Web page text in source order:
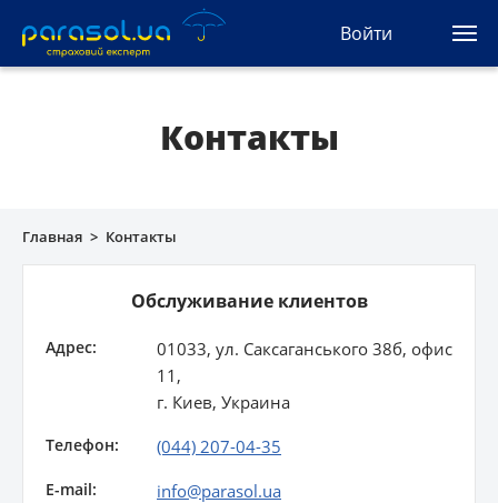
Войти
(093) 170-33-90
Ua En
Зеленая карта
Туристическая
Автозащита
Автоюрист
Контакты
Главная > Контакты
Обслуживание клиентов
Адрес:
01033, ул. Саксаганського 38б, офис
11,
г. Киев, Украина
Телефон: (044) 207-04-35
E-mail: info@parasol.ua